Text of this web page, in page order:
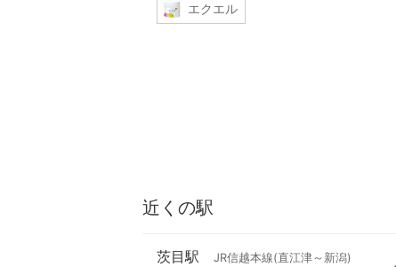
エクエル
近くの駅
茨目駅 JR信越本線(直江津～新潟)